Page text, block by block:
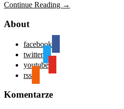
Continue Reading →
About
facebook
twitter
youtube
rss
Komentarze